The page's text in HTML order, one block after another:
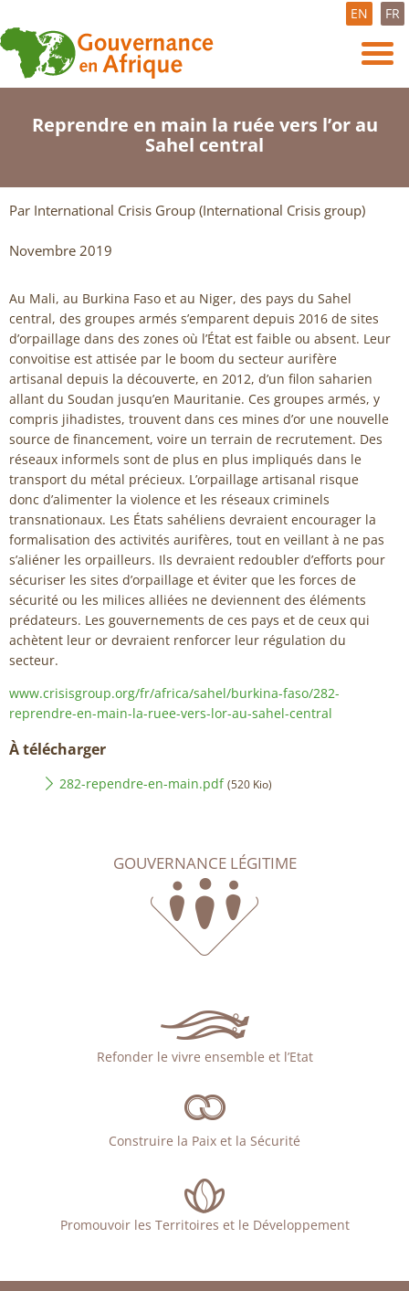
EN FR
Reprendre en main la ruée vers l’or au
Sahel central
Par International Crisis Group (International Crisis group)
Novembre 2019
Au Mali, au Burkina Faso et au Niger, des pays du Sahel
central, des groupes armés s’emparent depuis 2016 de sites
d’orpaillage dans des zones où l’État est faible ou absent. Leur
convoitise est attisée par le boom du secteur aurifère
artisanal depuis la découverte, en 2012, d’un filon saharien
allant du Soudan jusqu’en Mauritanie. Ces groupes armés, y
compris jihadistes, trouvent dans ces mines d’or une nouvelle
source de financement, voire un terrain de recrutement. Des
réseaux informels sont de plus en plus impliqués dans le
transport du métal précieux. L’orpaillage artisanal risque
donc d’alimenter la violence et les réseaux criminels
transnationaux. Les États sahéliens devraient encourager la
formalisation des activités aurifères, tout en veillant à ne pas
s’aliéner les orpailleurs. Ils devraient redoubler d’efforts pour
sécuriser les sites d’orpaillage et éviter que les forces de
sécurité ou les milices alliées ne deviennent des éléments
prédateurs. Les gouvernements de ces pays et de ceux qui
achètent leur or devraient renforcer leur régulation du
secteur.
www.crisisgroup.org/fr/africa/sahel/burkina-faso/282-
reprendre-en-main-la-ruee-vers-lor-au-sahel-central
À télécharger
282-rependre-en-main.pdf (520 Kio)
GOUVERNANCE LÉGITIME
Refonder le vivre ensemble et l’Etat
Construire la Paix et la Sécurité
Promouvoir les Territoires et le Développement